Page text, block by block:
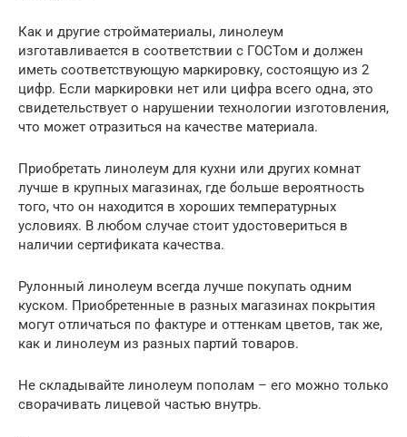
Как и другие стройматериалы, линолеум
изготавливается в соответствии с ГОСТом и должен
иметь соответствующую маркировку, состоящую из 2
цифр. Если маркировки нет или цифра всего одна, это
свидетельствует о нарушении технологии изготовления,
что может отразиться на качестве материала.
Приобретать линолеум для кухни или других комнат
лучше в крупных магазинах, где больше вероятность
того, что он находится в хороших температурных
условиях. В любом случае стоит удостовериться в
наличии сертификата качества.
Рулонный линолеум всегда лучше покупать одним
куском. Приобретенные в разных магазинах покрытия
могут отличаться по фактуре и оттенкам цветов, так же,
как и линолеум из разных партий товаров.
Не складывайте линолеум пополам – его можно только
сворачивать лицевой частью внутрь.